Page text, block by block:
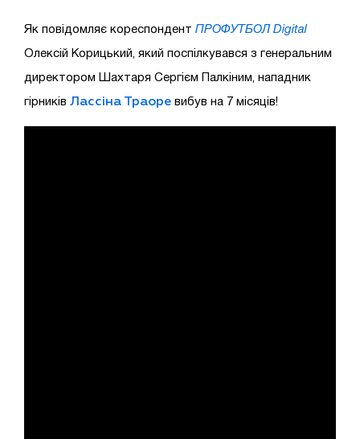
Як повідомляє кореспондент ПРОФУТБОЛ Digital
Олексій Корицький, який поспілкувався з генеральним
директором Шахтаря Сергієм Палкіним, нападник
гірників Лассіна Траоре вибув на 7 місяців!